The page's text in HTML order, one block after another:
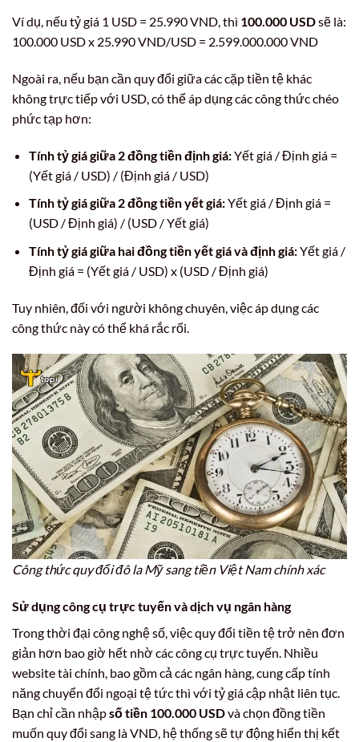
Ví dụ, nếu tỷ giá 1 USD = 25.990 VND, thì 100.000 USDsẽ là:
100.000 USD x 25.990 VND/USD = 2.599.000.000 VND
Ngoài ra, nếu bạn cần quy đổi giữa các cặp tiền tệ khác
không trực tiếp với USD, có thể áp dụng các công thức chéo
phức tạp hơn:
Tính tỷ giá giữa 2 đồng tiền định giá:Yết giá / Định giá =
(Yết giá / USD) / (Định giá / USD)
Tính tỷ giá giữa 2 đồng tiền yết giá:Yết giá / Định giá =
(USD / Định giá) / (USD / Yết giá)
Tính tỷ giá giữa hai đồng tiền yết giá và định giá:Yết giá /
Định giá = (Yết giá / USD) x (USD / Định giá)
Tuy nhiên, đối với người không chuyên, việc áp dụng các
công thức này có thể khá rắc rối.
Công thức quy đổi đô la Mỹ sang tiền Việt Nam chính xác
Sử dụng công cụ trực tuyến và dịch vụ ngân hàng
Trong thời đại công nghệ số, việc quy đổi tiền tệ trở nên đơn
giản hơn bao giờ hết nhờ các công cụ trực tuyến. Nhiều
website tài chính, bao gồm cả các ngân hàng, cung cấp tính
năng chuyển đổi ngoại tệ tức thì với tỷ giá cập nhật liên tục.
Bạn chỉ cần nhậpsố tiền 100.000 USDvà chọn đồng tiền
muốn quy đổi sang là VND, hệ thống sẽ tự động hiển thị kết